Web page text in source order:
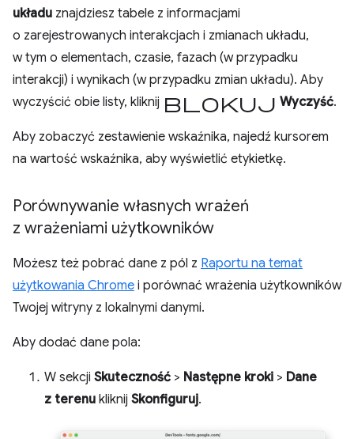
układu znajdziesz tabele z informacjami
o zarejestrowanych interakcjach i zmianach układu,
w tym o elementach, czasie, fazach (w przypadku
interakcji) i wynikach (w przypadku zmian układu). Aby
wyczyścić obie listy, kliknij blokuj Wyczyść.
Aby zobaczyć zestawienie wskaźnika, najedź kursorem
na wartość wskaźnika, aby wyświetlić etykietkę.
Porównywanie własnych wrażeń
z wrażeniami użytkowników
Możesz też pobrać dane z pól z Raportu na temat
użytkowania Chrome i porównać wrażenia użytkowników
Twojej witryny z lokalnymi danymi.
Aby dodać dane pola:
W sekcji Skuteczność > Następne kroki > Dane
z terenu kliknij Skonfiguruj.